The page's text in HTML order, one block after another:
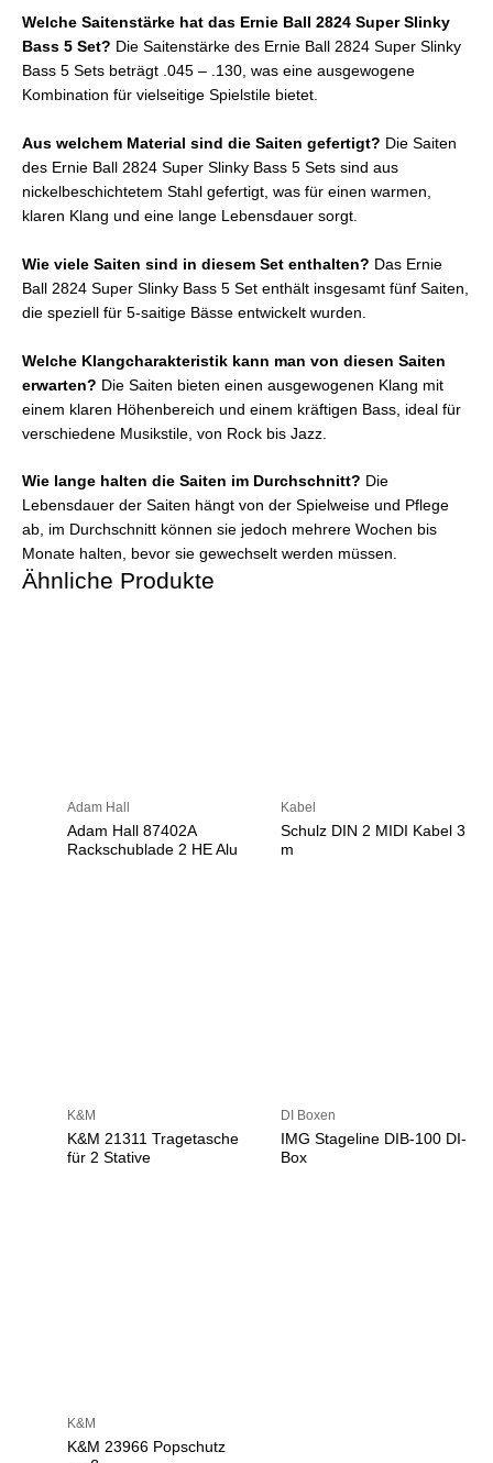
Welche Saitenstärke hat das Ernie Ball 2824 Super Slinky
Bass 5 Set? Die Saitenstärke des Ernie Ball 2824 Super Slinky
Bass 5 Sets beträgt .045 – .130, was eine ausgewogene
Kombination für vielseitige Spielstile bietet.
Aus welchem Material sind die Saiten gefertigt? Die Saiten
des Ernie Ball 2824 Super Slinky Bass 5 Sets sind aus
nickelbeschichtetem Stahl gefertigt, was für einen warmen,
klaren Klang und eine lange Lebensdauer sorgt.
Wie viele Saiten sind in diesem Set enthalten? Das Ernie
Ball 2824 Super Slinky Bass 5 Set enthält insgesamt fünf Saiten,
die speziell für 5-saitige Bässe entwickelt wurden.
Welche Klangcharakteristik kann man von diesen Saiten
erwarten? Die Saiten bieten einen ausgewogenen Klang mit
einem klaren Höhenbereich und einem kräftigen Bass, ideal für
verschiedene Musikstile, von Rock bis Jazz.
Wie lange halten die Saiten im Durchschnitt? Die
Lebensdauer der Saiten hängt von der Spielweise und Pflege
ab, im Durchschnitt können sie jedoch mehrere Wochen bis
Monate halten, bevor sie gewechselt werden müssen.
Ähnliche Produkte
Adam Hall
Adam Hall 87402A
Rackschublade 2 HE Alu
Kabel
Schulz DIN 2 MIDI Kabel 3
m
K&M
K&M 21311 Tragetasche
für 2 Stative
DI Boxen
IMG Stageline DIB-100 DI-
Box
K&M
K&M 23966 Popschutz